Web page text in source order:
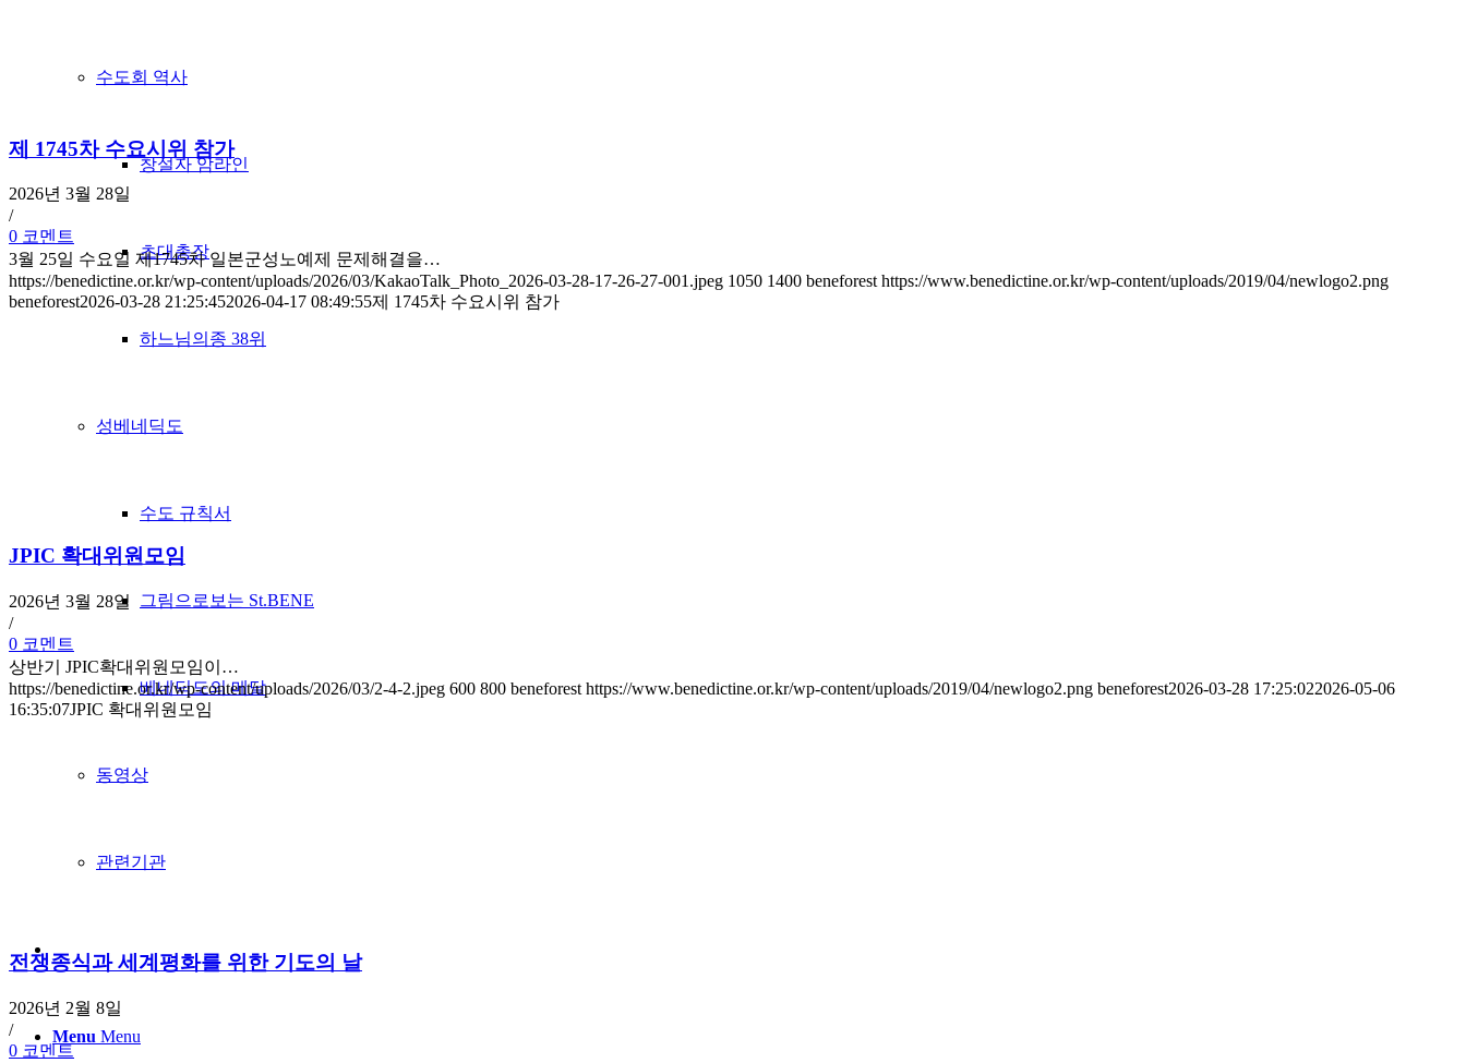
수도회 역사
창설자 암라인
초대총장
하느님의종 38위
성베네딕도
수도 규칙서
그림으로보는 St.BENE
베네딕도의 메달
동영상
관련기관
Menu Menu
제 1745차 수요시위 참가
2026년 3월 28일
/
0 코멘트
3월 25일 수요일 제1745차 일본군성노예제 문제해결을…
https://benedictine.or.kr/wp-content/uploads/2026/03/KakaoTalk_Photo_2026-03-28-17-26-27-001.jpeg 1050 1400 beneforest https://www.benedictine.or.kr/wp-content/uploads/2019/04/newlogo2.png
beneforest2026-03-28 21:25:452026-04-17 08:49:55제 1745차 수요시위 참가
JPIC 확대위원모임
2026년 3월 28일
/
0 코멘트
상반기 JPIC확대위원모임이…
https://benedictine.or.kr/wp-content/uploads/2026/03/2-4-2.jpeg 600 800 beneforest https://www.benedictine.or.kr/wp-content/uploads/2019/04/newlogo2.png beneforest2026-03-28 17:25:022026-05-06
16:35:07JPIC 확대위원모임
전쟁종식과 세계평화를 위한 기도의 날
2026년 2월 8일
/
0 코멘트